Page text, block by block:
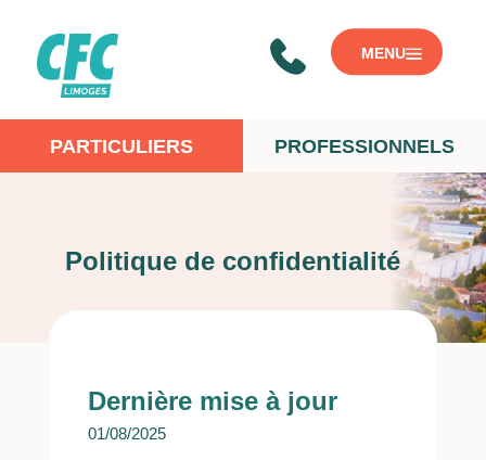
PARTICULIERS PROFESSIONNELS
Politique de confidentialité
Dernière mise à jour
01/08/2025